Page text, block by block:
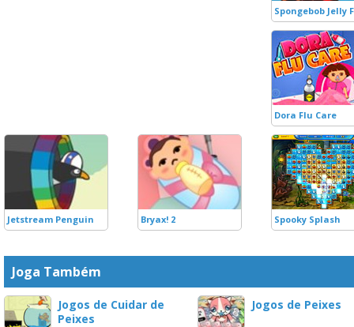
Spongebob Jelly
Dora Flu Care
Jetstream Penguin Bryax! 2 Spooky Splash
Joga Também
Jogos de Cuidar de
Peixes
Jogos de Peixes